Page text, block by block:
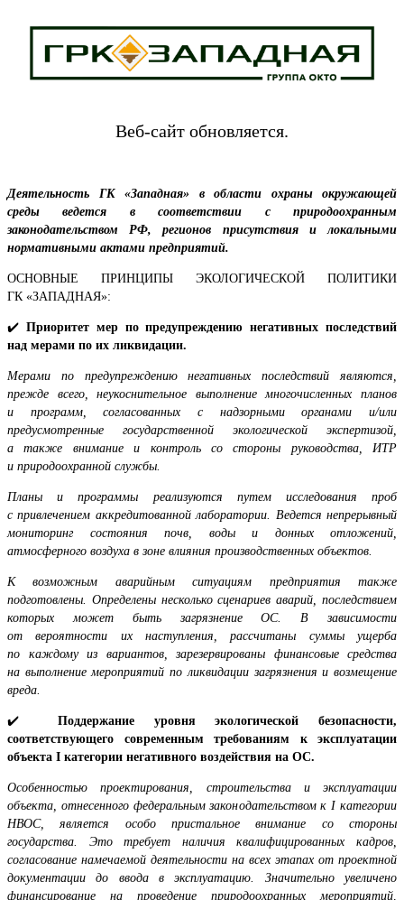
Веб-сайт обновляется.
Деятельность ГК «Западная» в области охраны окружающей
среды ведется в соответствии с природоохранным
законодательством РФ, регионов присутствия и локальными
нормативными актами предприятий.
ОСНОВНЫЕ ПРИНЦИПЫ ЭКОЛОГИЧЕСКОЙ ПОЛИТИКИ
ГК «ЗАПАДНАЯ»:
✔️ Приоритет мер по предупреждению негативных последствий
над мерами по их ликвидации.
Мерами по предупреждению негативных последствий являются,
прежде всего, неукоснительное выполнение многочисленных планов
и программ, согласованных с надзорными органами и/или
предусмотренные государственной экологической экспертизой,
а также внимание и контроль со стороны руководства, ИТР
и природоохранной службы.
Планы и программы реализуются путем исследования проб
с привлечением аккредитованной лаборатории. Ведется непрерывный
мониторинг состояния почв, воды и донных отложений,
атмосферного воздуха в зоне влияния производственных объектов.
К возможным аварийным ситуациям предприятия также
подготовлены. Определены несколько сценариев аварий, последствием
которых может быть загрязнение ОС. В зависимости
от вероятности их наступления, рассчитаны суммы ущерба
по каждому из вариантов, зарезервированы финансовые средства
на выполнение мероприятий по ликвидации загрязнения и возмещение
вреда.
✔️Поддержание уровня экологической безопасности,
соответствующего современным требованиям к эксплуатации
объекта I категории негативного воздействия на ОС.
Особенностью проектирования, строительства и эксплуатации
объекта, отнесенного федеральным законодательством кI категории
НВОС, является особо пристальное внимание со стороны
государства. Это требует наличия квалифицированных кадров,
согласование намечаемой деятельности на всех этапах от проектной
документации до ввода в эксплуатацию. Значительно увеличено
финансирование на проведение природоохранных мероприятий,